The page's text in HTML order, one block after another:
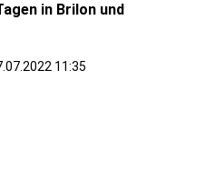
in Brilon und
11:35